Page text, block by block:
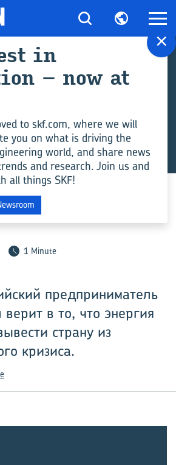
ПЕР­СПЕК­
1 Minute
предприниматель
в то, что энергия
страну из
кризиса.
×
in
– now at
to skf.com, where we will
you on what is driving the
world, and share news
and research. Join us and
all things SKF!